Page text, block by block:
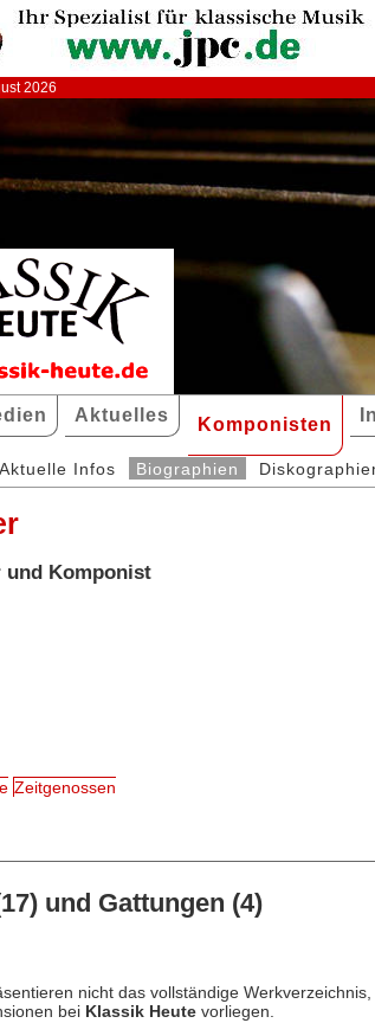
2026
Aktuelles Komponisten
Aktuelle Infos Biographien
und Komponist
Zeitgenossen
und Gattungen (4)
nicht das vollständige
bei Klassik Heutevorliegen.